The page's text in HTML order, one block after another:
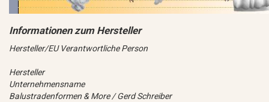
Hersteller/EU Verantwortliche Person
Hersteller
Unternehmensname
Balustradenformen & More / Gerd Schreiber